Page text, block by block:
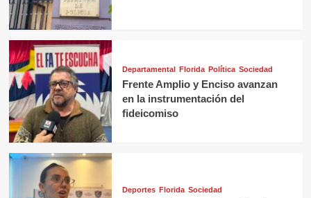
Departamental Florida Política Sociedad
Frente Amplio y Enciso avanzan
en la instrumentación del
fideicomiso
Deportes Florida Sociedad